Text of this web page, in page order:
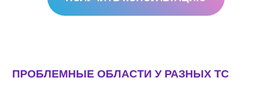
ПРОБЛЕМНЫЕ ОБЛАСТИ У РАЗНЫХ ТС